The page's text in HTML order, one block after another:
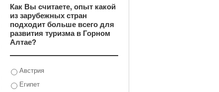
Как Вы считаете, опыт какой
из зарубежных стран
подходит больше всего для
развития туризма в Горном
Алтае?
Австрия
Египет